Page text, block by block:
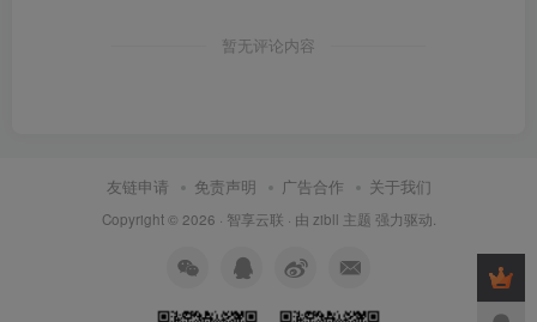
暂无评论内容
友链申请 免责声明 广告合作 关于我们
Copyright © 2026 · 智享云联 · 由 zibll 主题 强力驱动.